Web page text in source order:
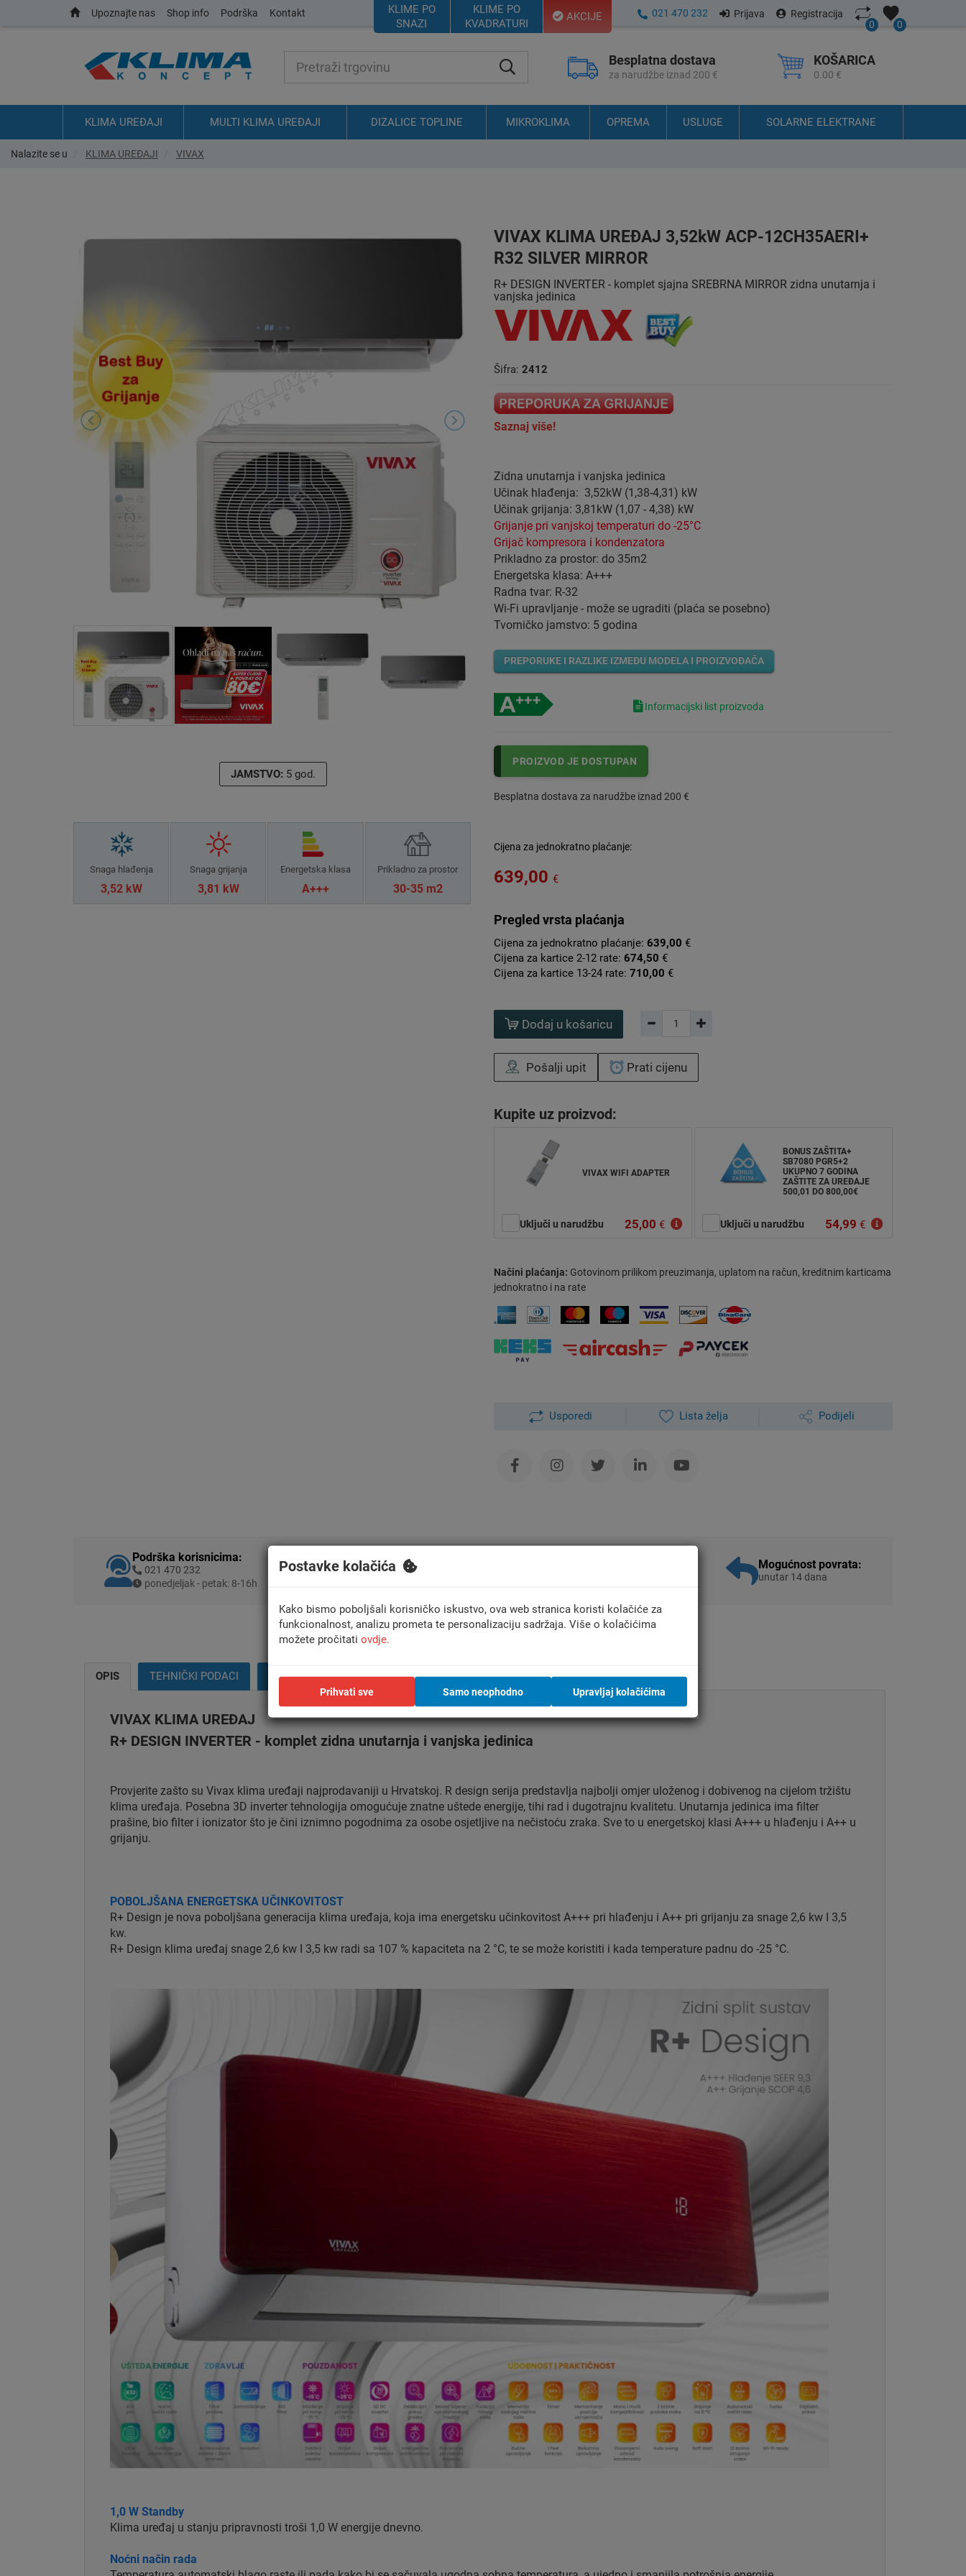
KLIME PO
SNAZI
KLIME PO
KVADRATURI
AKCIJE
Upoznajte nas Shop info Podrška Kontakt 021 470 232 Prijava
Registracija
0
0
Besplatna dostava
za narudžbe iznad 200 €
KOŠARICA
0.00 €
KLIMA UREĐAJI MULTI KLIMA UREĐAJI DIZALICE TOPLINE MIKROKLIMA OPREMA USLUGE SOLARNE ELEKTRANE
Nalazite se u KLIMA UREĐAJI VIVAX
JAMSTVO: 5 god.
Snaga hlađenja
3,52 kW
Snaga grijanja
3,81 kW
Energetska klasa
A+++
Prikladno za prostor
30-35 m2
VIVAX KLIMA UREĐAJ 3,52kW ACP-12CH35AERI+
R32 SILVER MIRROR
R+ DESIGN INVERTER - komplet sjajna SREBRNA MIRROR zidna unutarnja i
vanjska jedinica
Šifra: 2412
Saznaj više!
Zidna unutarnja i vanjska jedinica
Učinak hlađenja: 3,52kW (1,38-4,31) kW
Učinak grijanja: 3,81kW (1,07 - 4,38) kW
Grijanje pri vanjskoj temperaturi do -25°C
Grijač kompresora i kondenzatora
Prikladno za prostor: do 35m2
Energetska klasa: A+++
Radna tvar: R-32
Wi-Fi upravljanje - može se ugraditi (plaća se posebno)
Tvorničko jamstvo: 5 godina
PREPORUKE I RAZLIKE IZMEĐU MODELA I PROIZVOĐAČA
Informacijski list proizvoda
PROIZVOD JE DOSTUPAN
Besplatna dostava za narudžbe iznad 200 €
Cijena za jednokratno plaćanje:
639,00 €
Pregled vrsta plaćanja
Cijena za jednokratno plaćanje: 639,00 €
Cijena za kartice 2-12 rate: 674,50 €
Cijena za kartice 13-24 rate: 710,00 €
Dodaj u košaricu
Pošalji upit Prati cijenu
Kupite uz proizvod:
VIVAX WIFI ADAPTER
Uključi u narudžbu 25,00 €
BONUS ZAŠTITA+
SB7080 PGR5+2
UKUPNO 7 GODINA
ZAŠTITE ZA UREĐAJE
500,01 DO 800,00€
Uključi u narudžbu 54,99 €
Načini plaćanja: Gotovinom prilikom preuzimanja, uplatom na račun, kreditnim karticama
jednokratno i na rate
Usporedi Lista želja Podijeli
Podrška korisnicima:
021 470 232
ponedjeljak - petak: 8-16h
Besplatna dostava
za narudžbe iznad 200 €
Mogućnost povrata:
unutar 14 dana
OPIS TEHNIČKI PODACI MONTAŽA UPUTSTVO KATALOG VIDEO KOMENTARI (1)
VIVAX KLIMA UREĐAJ
R+ DESIGN INVERTER - komplet zidna unutarnja i vanjska jedinica
Provjerite zašto su Vivax klima uređaji najprodavaniji u Hrvatskoj. R design serija predstavlja najbolji omjer uloženog i dobivenog na cijelom tržištu
klima uređaja. Posebna 3D inverter tehnologija omogućuje znatne uštede energije, tihi rad i dugotrajnu kvalitetu. Unutarnja jedinica ima filter
prašine, bio filter i ionizator što je čini iznimno pogodnima za osobe osjetljive na nečistoću zraka. Sve to u energetskoj klasi A+++ u hlađenju i A++ u
grijanju.
POBOLJŠANA ENERGETSKA UČINKOVITOST
R+ Design je nova poboljšana generacija klima uređaja, koja ima energetsku učinkovitost A+++ pri hlađenju i A++ pri grijanju za snage 2,6 kw I 3,5
kw.
R+ Design klima uređaj snage 2,6 kw I 3,5 kw radi sa 107 % kapaciteta na 2 °C, te se može koristiti i kada temperature padnu do -25 °C.
1,0 W Standby
Klima uređaj u stanju pripravnosti troši 1,0 W energije dnevno.
Noćni način rada
Postavke kolačića
Kako bismo poboljšali korisničko iskustvo, ova web stranica koristi kolačiće za
funkcionalnost, analizu prometa te personalizaciju sadržaja. Više o kolačićima
možete pročitati ovdje.
Prihvati sve Samo neophodno Upravljaj kolačićima